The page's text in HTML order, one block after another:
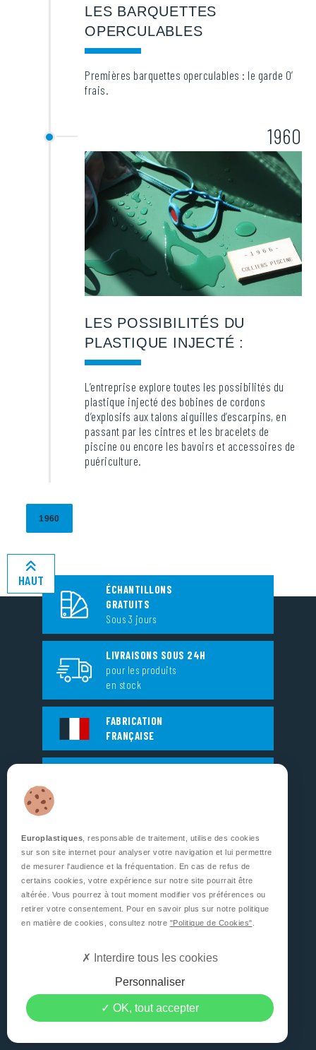
LES BARQUETTES
OPERCULABLES
Premières barquettes operculables : le garde O’
frais.
1960
LES POSSIBILITÉS DU
PLASTIQUE INJECTÉ :
L’entreprise explore toutes les possibilités du
plastique injecté des bobines de cordons
d’explosifs aux talons aiguilles d’escarpins, en
passant par les cintres et les bracelets de
piscine ou encore les bavoirs et accessoires de
puériculture.
1960
HAUT
EUROPLASTIQUES
5, Rue Jean Dausset
Zone d’Activité des Grands Prés
53810 CHANGÉ
FRANCE
CONTACTEZ-NOUS
ÉCHANTILLONS
GRATUITS
Sous 3 jours
LIVRAISONS SOUS 24H
pour les produits
en stock
FABRICATION
FRANÇAISE
Europlastiques , responsable de traitement, utilise des cookies
sur son site internet pour analyser votre navigation et lui permettre
de mesurer l'audience et la fréquentation. En cas de refus de
certains cookies, votre expérience sur notre site pourrait être
altérée. Vous pourrez à tout moment modifier vos préférences ou
retirer votre consentement. Pour en savoir plus sur notre politique
en matière de cookies, consultez notre "Politique de Cookies"
OK, tout accepter
Personnaliser
Interdire tous les cookies